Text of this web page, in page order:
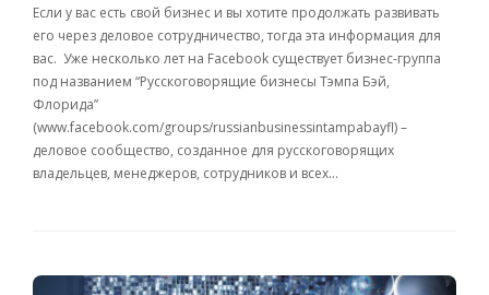
Если у вас есть свой бизнес и вы хотите продолжать развивать
его через деловое сотрудничество, тогда эта информация для
вас. Уже несколько лет на Facebook существует бизнес-группа
под названием “Русскоговорящие бизнесы Тэмпа Бэй,
Флорида”
(www.facebook.com/groups/russianbusinessintampabayfl) –
деловое сообщество, созданное для русскоговорящих
владельцев, менеджеров, сотрудников и всех…